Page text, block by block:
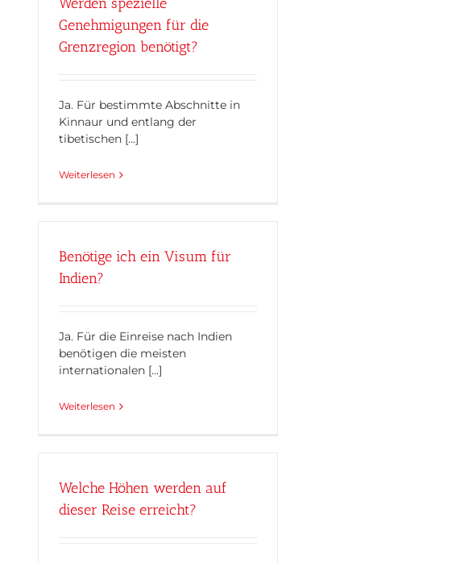
Genehmigungen für die
Grenzregion benötigt?
Ja. Für bestimmte Abschnitte in
Kinnaur und entlang der
tibetischen [...]
Weiterlesen
Benötige ich ein Visum für
Indien?
Ja. Für die Einreise nach Indien
benötigen die meisten
internationalen [...]
Weiterlesen
Welche Höhen werden auf
dieser Reise erreicht?